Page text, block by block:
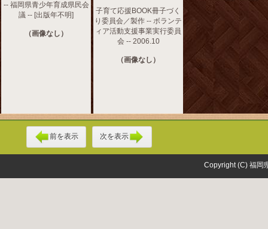
-- 福岡県青少年育成県民会
議 -- [出版年不明]
（画像なし）
子育て応援BOOK冊子づく
り委員会／製作 -- ボランテ
ィア活動支援事業実行委員
会 -- 2006.10
（画像なし）
前を表示 次を表示
Copyright (C) 福岡